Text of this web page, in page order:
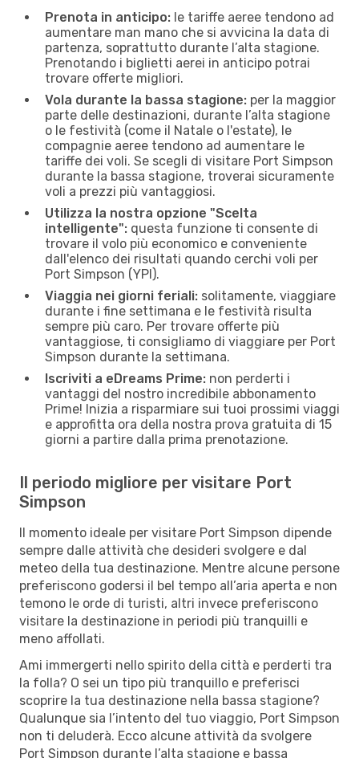
Prenota in anticipo: le tariffe aeree tendono ad
aumentare man mano che si avvicina la data di
partenza, soprattutto durante l’alta stagione.
Prenotando i biglietti aerei in anticipo potrai
trovare offerte migliori.
Vola durante la bassa stagione: per la maggior
parte delle destinazioni, durante l’alta stagione
o le festività (come il Natale o l'estate), le
compagnie aeree tendono ad aumentare le
tariffe dei voli. Se scegli di visitare Port Simpson
durante la bassa stagione, troverai sicuramente
voli a prezzi più vantaggiosi.
Utilizza la nostra opzione "Scelta
intelligente": questa funzione ti consente di
trovare il volo più economico e conveniente
dall'elenco dei risultati quando cerchi voli per
Port Simpson (YPI).
Viaggia nei giorni feriali: solitamente, viaggiare
durante i fine settimana e le festività risulta
sempre più caro. Per trovare offerte più
vantaggiose, ti consigliamo di viaggiare per Port
Simpson durante la settimana.
Iscriviti a eDreams Prime: non perderti i
vantaggi del nostro incredibile abbonamento
Prime! Inizia a risparmiare sui tuoi prossimi viaggi
e approfitta ora della nostra prova gratuita di 15
giorni a partire dalla prima prenotazione.
Il periodo migliore per visitare Port
Simpson
Il momento ideale per visitare Port Simpson dipende
sempre dalle attività che desideri svolgere e dal
meteo della tua destinazione. Mentre alcune persone
preferiscono godersi il bel tempo all’aria aperta e non
temono le orde di turisti, altri invece preferiscono
visitare la destinazione in periodi più tranquilli e
meno affollati.
Ami immergerti nello spirito della città e perderti tra
la folla? O sei un tipo più tranquillo e preferisci
scoprire la tua destinazione nella bassa stagione?
Qualunque sia l’intento del tuo viaggio, Port Simpson
non ti deluderà. Ecco alcune attività da svolgere
Port Simpson durante l’alta stagione e bassa